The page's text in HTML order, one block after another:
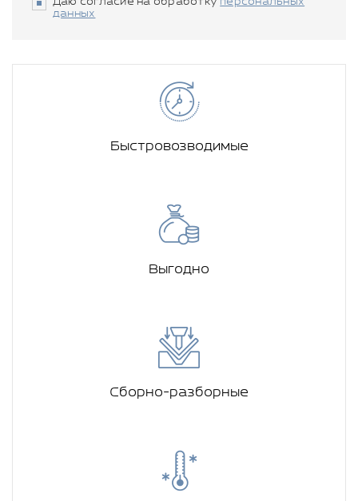
данных
Быстровозводимые
Выгодно
Сборно-разборные